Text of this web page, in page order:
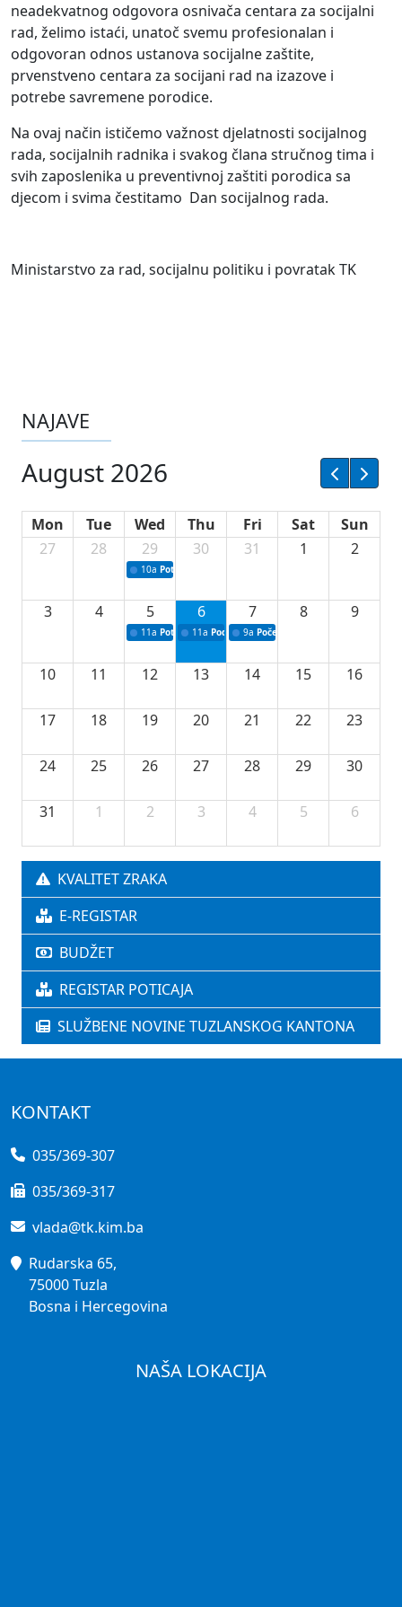
neadekvatnog odgovora osnivača centara za socijalni
rad, želimo istaći, unatoč svemu profesionalan i
odgovoran odnos ustanova socijalne zaštite,
prvenstveno centara za socijani rad na izazove i
potrebe savremene porodice.
Na ovaj način ističemo važnost djelatnosti socijalnog
rada, socijalnih radnika i svakog člana stručnog tima i
svih zaposlenika u preventivnoj zaštiti porodica sa
djecom i svima čestitamo Dan socijalnog rada.
Ministarstvo za rad, socijalnu politiku i povratak TK
NAJAVE
August 2026
Mon Tue Wed Thu Fri Sat
Sun
27
28 29
10a Potpisivanje ugovora sa neprofitnim
30 31 1 2
3 4 5
11a Potpisivanje ugovora o stipendijama za
6
11a Podrška razvoju vodne infrastrukture u
7
9a Početak izgradnje nove
8 9
10 11 12 13 14 15 16
17 18 19 20 21 22 23
24 25 26 27 28 29 30
31 1 2 3 4 5 6
KVALITET ZRAKA
E-REGISTAR
BUDŽET
REGISTAR POTICAJA
SLUŽBENE NOVINE TUZLANSKOG KANTONA
KONTAKT
035/369-307
035/369-317
vlada@tk.kim.ba
Rudarska 65,
75000 Tuzla
Bosna i Hercegovina
NAŠA LOKACIJA